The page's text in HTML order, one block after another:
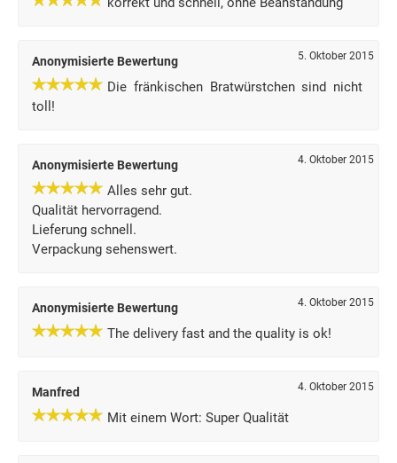
Anonymisierte Bewertung 5. Oktober 2015
Die fränkischen Bratwürstchen sind nicht
toll!
Anonymisierte Bewertung 4. Oktober 2015
Alles sehr gut.
Qualität hervorragend.
Lieferung schnell.
Verpackung sehenswert.
Anonymisierte Bewertung 4. Oktober 2015
The delivery fast and the quality is ok!
Manfred 4. Oktober 2015
Mit einem Wort: Super Qualität